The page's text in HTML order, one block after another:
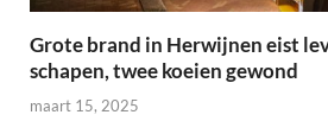
Grote brand in Herwijnen eist
schapen, twee koeien gewond
maart 15, 2025